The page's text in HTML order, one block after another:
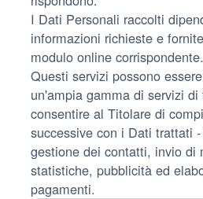
I Dati Personali raccolti
informazioni richieste e
modulo online corrispondente.
Questi servizi possono
un'ampia gamma di servizi
consentire al Titolare di
successive con i Dati trattati
gestione dei contatti, invio di
statistiche, pubblicità ed
pagamenti.